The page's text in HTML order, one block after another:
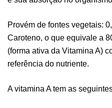
Provém de fontes vegetais:
Caroteno, o que equivale a
(forma ativa da Vitamina A)
referência do nutriente.
A vitamina A tem as